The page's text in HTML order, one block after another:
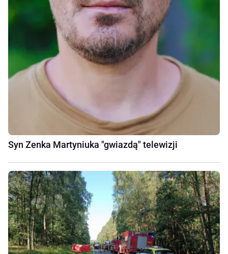
Syn Zenka Martyniuka "gwiazdą" telewizji